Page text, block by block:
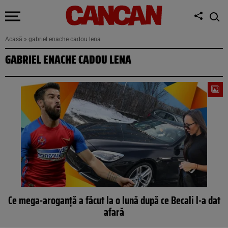
Acasă » gabriel enache cadou lena
GABRIEL ENACHE CADOU LENA
Ce mega-aroganță a făcut la o lună după ce Becali l-a dat
afară